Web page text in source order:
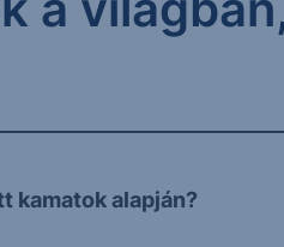
kamatok alapján?